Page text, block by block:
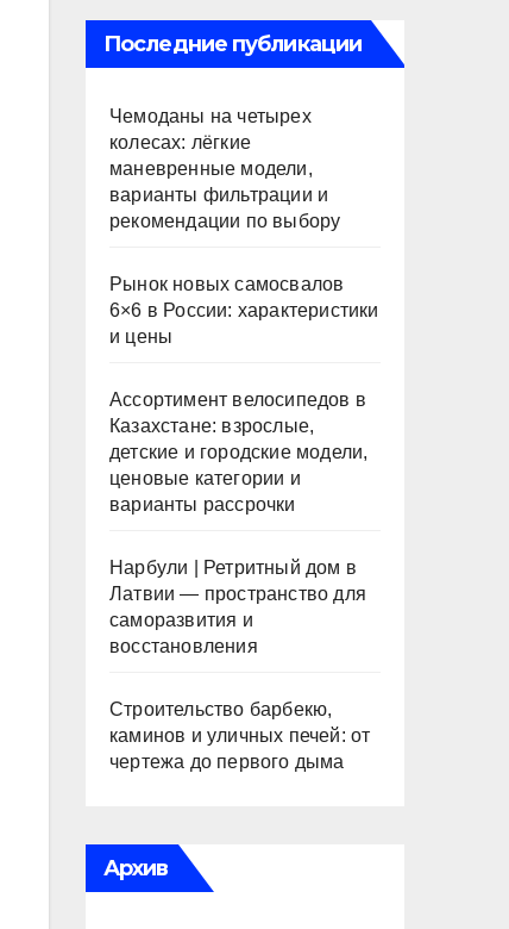
Последние публикации
Чемоданы на четырех
колесах: лёгкие
маневренные модели,
варианты фильтрации и
рекомендации по выбору
Рынок новых самосвалов
6×6 в России: характеристики
и цены
Ассортимент велосипедов в
Казахстане: взрослые,
детские и городские модели,
ценовые категории и
варианты рассрочки
Нарбули | Ретритный дом в
Латвии — пространство для
саморазвития и
восстановления
Строительство барбекю,
каминов и уличных печей: от
чертежа до первого дыма
Архив